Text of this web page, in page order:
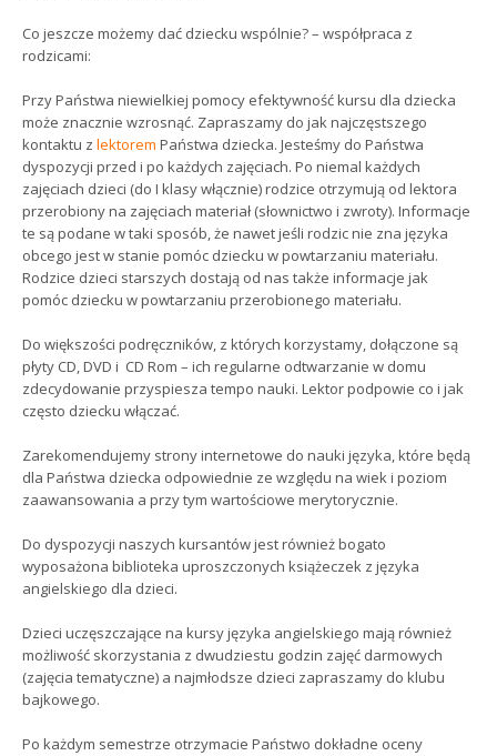
Co jeszcze możemy dać dziecku wspólnie? – współpraca z
rodzicami:
Przy Państwa niewielkiej pomocy efektywność kursu dla dziecka
może znacznie wzrosnąć. Zapraszamy do jak najczęstszego
kontaktu zlektorem Państwa dziecka. Jesteśmy do Państwa
dyspozycji przed i po każdych zajęciach. Po niemal każdych
zajęciach dzieci (do I klasy włącznie) rodzice otrzymują od lektora
przerobiony na zajęciach materiał (słownictwo i zwroty). Informacje
te są podane w taki sposób, że nawet jeśli rodzic nie zna języka
obcego jest w stanie pomóc dziecku w powtarzaniu materiału.
Rodzice dzieci starszych dostają od nas także informacje jak
pomóc dziecku w powtarzaniu przerobionego materiału.
Do większości podręczników, z których korzystamy, dołączone są
płyty CD, DVD i CD Rom – ich regularne odtwarzanie w domu
zdecydowanie przyspiesza tempo nauki. Lektor podpowie co i jak
często dziecku włączać.
Zarekomendujemy strony internetowe do nauki języka, które będą
dla Państwa dziecka odpowiednie ze względu na wiek i poziom
zaawansowania a przy tym wartościowe merytorycznie.
Do dyspozycji naszych kursantów jest również bogato
wyposażona biblioteka uproszczonych książeczek z języka
angielskiego dla dzieci.
Dzieci uczęszczające na kursy języka angielskiego mają również
możliwość skorzystania z dwudziestu godzin zajęć darmowych
(zajęcia tematyczne) a najmłodsze dzieci zapraszamy do klubu
bajkowego.
Po każdym semestrze otrzymacie Państwo dokładne oceny